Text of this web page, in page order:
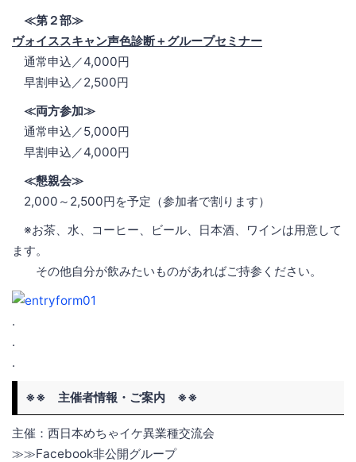
≪第２部≫
ヴォイススキャン声色診断＋グループセミナー
通常申込／4,000円
早割申込／2,500円
≪両方参加≫
通常申込／5,000円
早割申込／4,000円
≪懇親会≫
2,000～2,500円を予定（参加者で割ります）
※お茶、水、コーヒー、ビール、日本酒、ワインは用意して
ます。
その他自分が飲みたいものがあればご持参ください。
.
.
.
※※ 主催者情報・ご案内 ※※
主催：西日本めちゃイケ異業種交流会
≫≫Facebook非公開グループ